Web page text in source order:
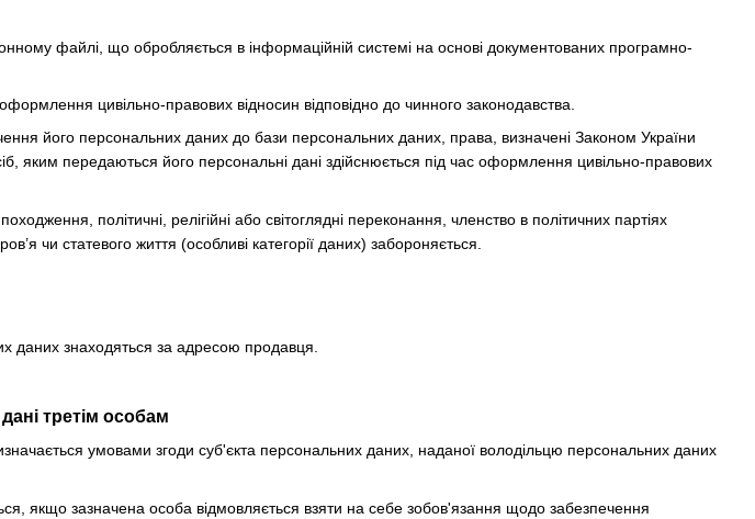
файлі, що обробляється в інформаційній системі на основі документованих програмно-
цивільно-правових відносин відповідно до чинного законодавства.
його персональних даних до бази персональних даних, права, визначені Законом України
яким передаються його персональні дані здійснюється під час оформлення цивільно-правових
політичні, релігійні або світоглядні переконання, членство в політичних партіях
чи статевого життя (особливі категорії даних) забороняється.
даних знаходяться за адресою продавця.
третім особам
умовами згоди суб'єкта персональних даних, наданої володільцю персональних даних
якщо зазначена особа відмовляється взяти на себе зобов'язання щодо забезпечення